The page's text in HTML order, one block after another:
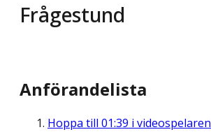
Frågestund
Anförandelista
Hoppa till 01:39 i videospelaren